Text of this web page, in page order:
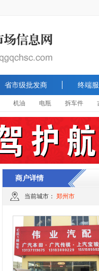
省市级批发商 终端
机油 电瓶 拆车件
商户详情
当前城市： 郑州市